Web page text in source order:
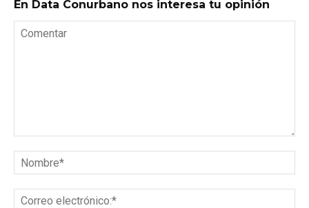
En Data Conurbano nos interesa tu opinión